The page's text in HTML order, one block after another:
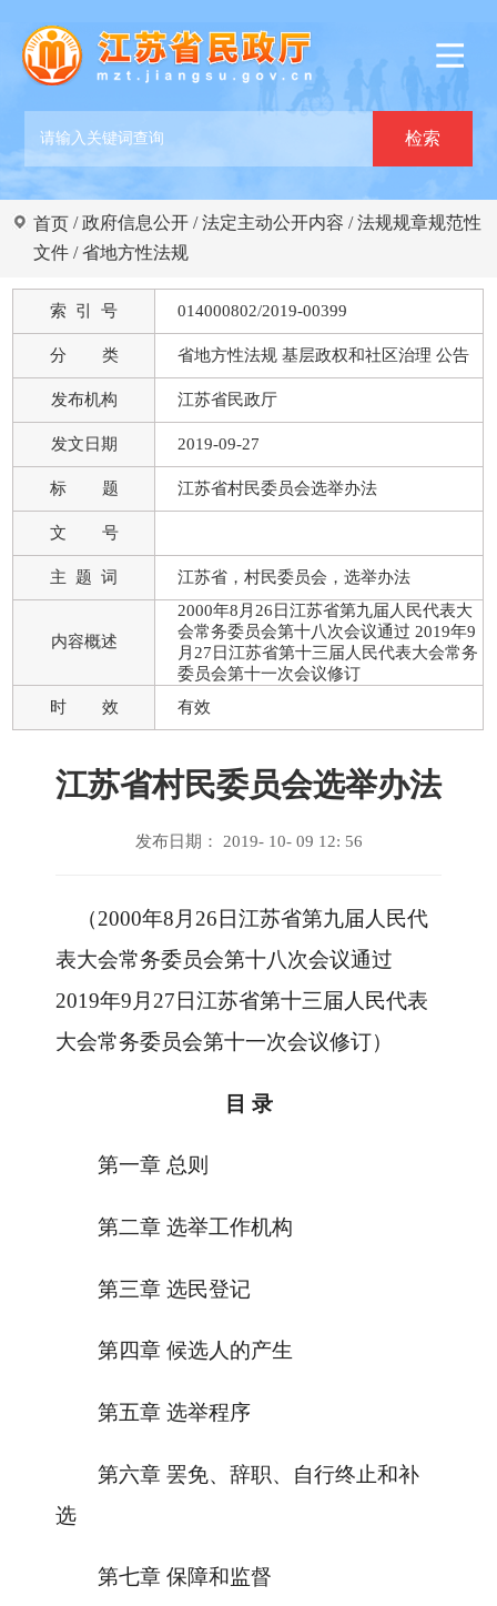
首页 /政府信息公开 /法定主动公开内容 /法规规章规范性
文件 /省地方性法规
索 引 号 014000802/2019-00399
分 类 省地方性法规 基层政权和社区治理 公告
发布机构 江苏省民政厅
发文日期 2019-09-27
标 题 江苏省村民委员会选举办法
文 号
主 题 词 江苏省，村民委员会，选举办法
内容概述
2000年8月26日江苏省第九届人民代表大
会常务委员会第十八次会议通过 2019年9
月27日江苏省第十三届人民代表大会常务
委员会第十一次会议修订
时 效
有效
江苏省村民委员会选举办法
发布日期： 2019- 10- 09 12: 56
（2000年8月26日江苏省第九届人民代
表大会常务委员会第十八次会议通过
2019年9 月 27 日江苏省第十三届人民代表
大会常务委员会第十一次会议修订）
目 录
第一章 总则
第二章 选举工作机构
第三章 选民登记
第四章 候选人的产生
第五章 选举程序
第六章 罢免、辞职、自行终止和补
选
第七章 保障和监督